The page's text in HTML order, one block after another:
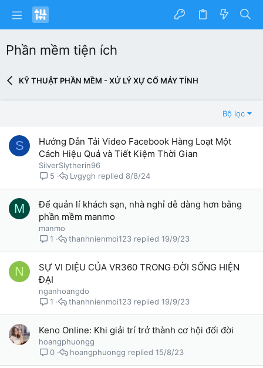
Phần mềm tiện ích
KỸ THUẬT PHẦN MỀM - XỬ LÝ XỰ CỐ MÁY TÍNH
Bộ lọc
S
Hướng Dẫn Tải Video Facebook Hàng Loạt Một
Cách Hiệu Quả và Tiết Kiệm Thời Gian
SilverSlytherin96
5
8/8/24
Lvgygh
M
Để quản lí khách sạn, nhà nghỉ dễ dàng hơn bằng
phần mềm manmo
manmo
1
19/9/23
thanhnienmoi123
N
SỰ VI DIỆU CỦA VR360 TRONG ĐỜI SỐNG HIỆN
ĐẠI
nganhoangdo
1
19/9/23
thanhnienmoi123
Keno Online: Khi giải trí trở thành cơ hội đổi đời
hoangphuongg
0
15/8/23
hoangphuongg